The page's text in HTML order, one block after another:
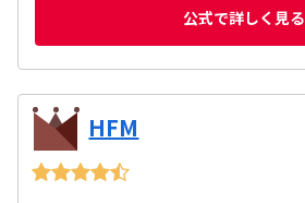
公式で詳しく見る
HFM